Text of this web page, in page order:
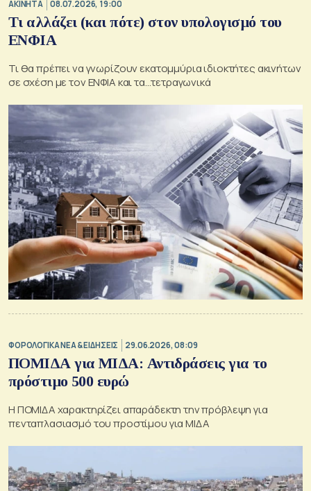
ΑΚΙΝΗΤΑ 08.07.2026, 19:00
Τι αλλάζει (και πότε) στον υπολογισμό του
ΕΝΦΙΑ
Τι θα πρέπει να γνωρίζουν εκατομμύρια ιδιοκτήτες ακινήτων
σε σχέση με τον ΕΝΦΙΑ και τα...τετραγωνικά
ΦΟΡΟΛΟΓΙΚΑ ΝΕΑ & EΙΔΗΣΕΙΣ 29.06.2026, 08:09
ΠΟΜΙΔΑ για ΜΙΔΑ: Αντιδράσεις για το
πρόστιμο 500 ευρώ
Η ΠΟΜΙΔΑ χαρακτηρίζει απαράδεκτη την πρόβλεψη για
πενταπλασιασμό του προστίμου για ΜΙΔΑ